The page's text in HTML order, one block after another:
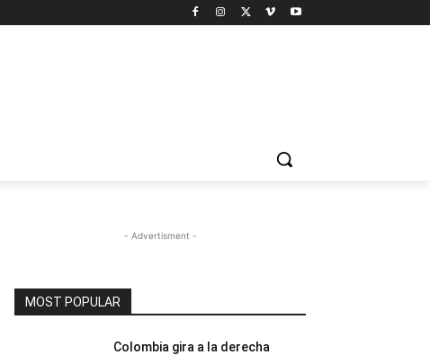
- Advertisment -
MOST POPULAR
Colombia gira a la derecha